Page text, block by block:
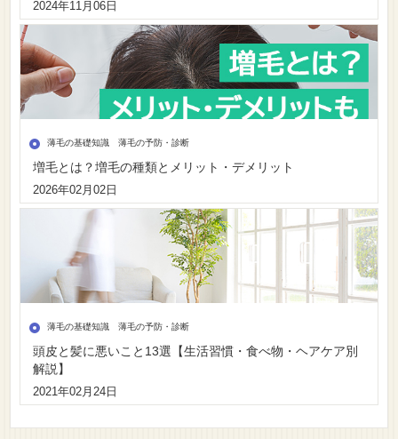
2024年11月06日
薄毛の基礎知識 薄毛の予防・診断
増毛とは？増毛の種類とメリット・デメリット
2026年02月02日
薄毛の基礎知識 薄毛の予防・診断
頭皮と髪に悪いこと13選【生活習慣・食べ物・ヘアケア別
解説】
2021年02月24日